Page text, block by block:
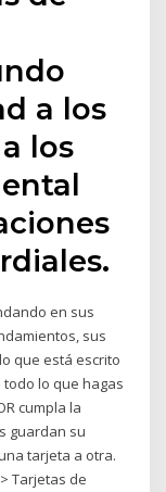
a los
los
en sus
sus
que está escrito
lo que hagas
cumpla la
guardan su
tarjeta a otra.
Tarjetas de